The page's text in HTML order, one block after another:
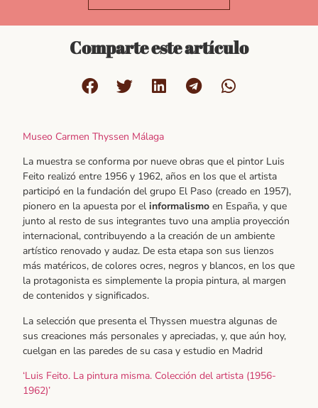
Comparte este artículo
Museo Carmen Thyssen Málaga
La muestra se conforma por nueve obras que el pintor Luis
Feito realizó entre 1956 y 1962, años en los que el artista
participó en la fundación del grupo El Paso (creado en 1957),
pionero en la apuesta por elinformalismo en España, y que
junto al resto de sus integrantes tuvo una amplia proyección
internacional, contribuyendo a la creación de un ambiente
artístico renovado y audaz. De esta etapa son sus lienzos
más matéricos, de colores ocres, negros y blancos, en los que
la protagonista es simplemente la propia pintura, al margen
de contenidos y significados.
La selección que presenta el Thyssen muestra algunas de
sus creaciones más personales y apreciadas, y, que aún hoy,
cuelgan en las paredes de su casa y estudio en Madrid
‘Luis Feito. La pintura misma. Colección del artista (1956-
1962)’